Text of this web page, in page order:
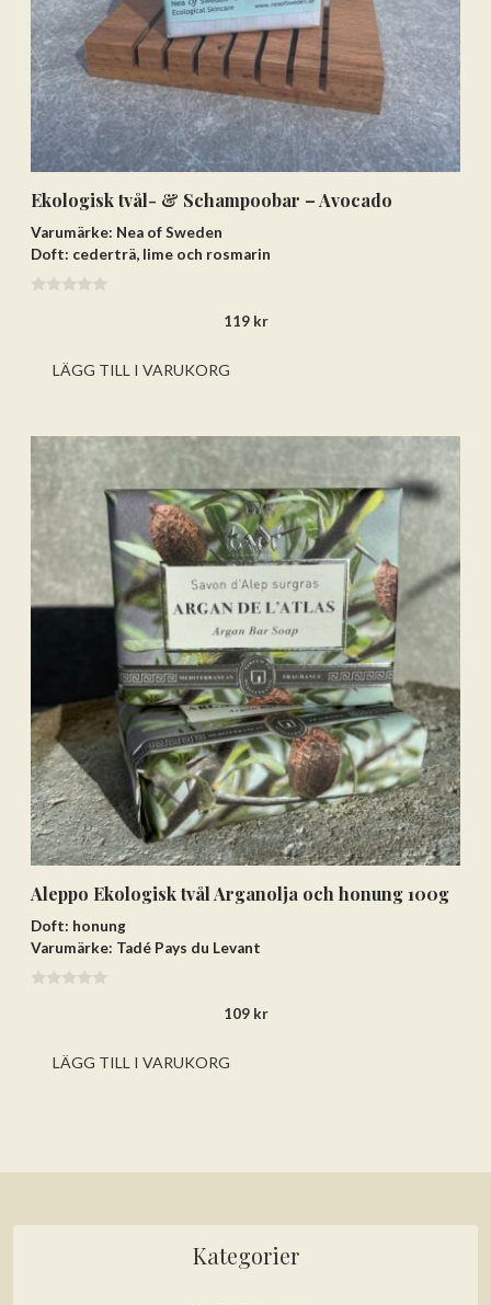
Ekologisk tvål- & Schampoobar – Avocado
Varumärke: Nea of Sweden
Doft: cederträ, lime och rosmarin
119 kr
LÄGG TILL I VARUKORG
Aleppo Ekologisk tvål Arganolja och honung 100g
Doft: honung
Varumärke: Tadé Pays du Levant
109 kr
LÄGG TILL I VARUKORG
Kategorier